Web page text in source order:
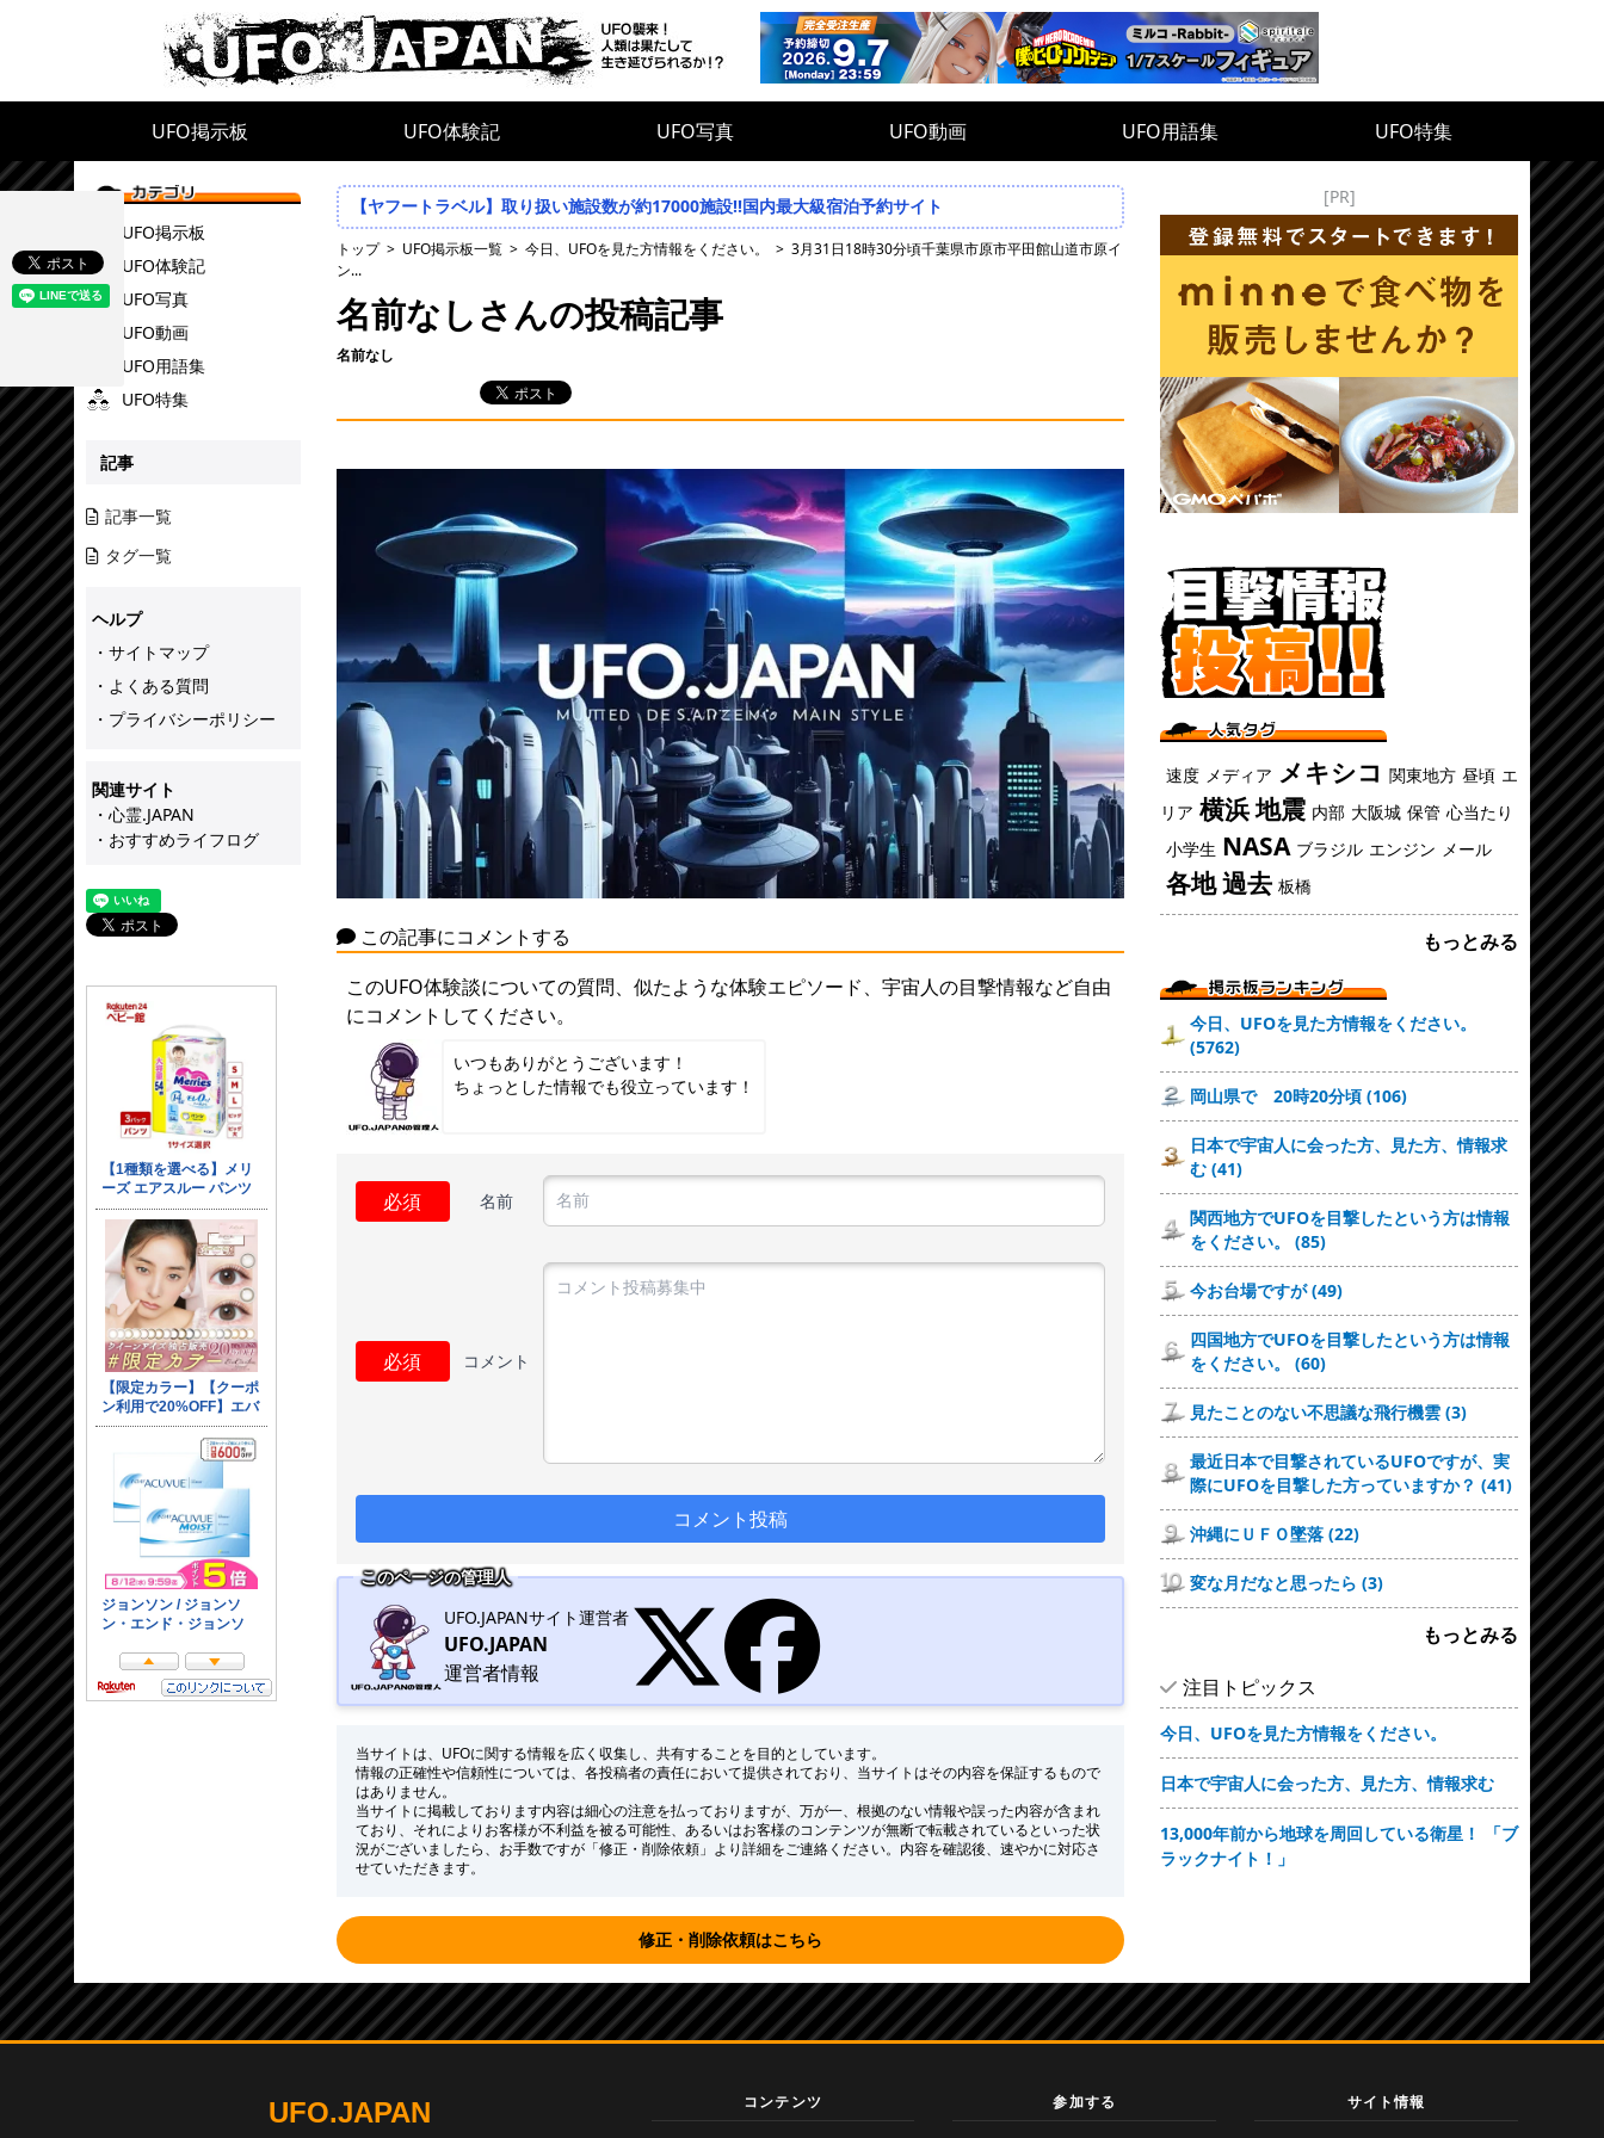
UFO掲示板 UFO体験記 UFO写真 UFO動画 UFO用語集 UFO特集
UFO掲示板
UFO体験記
UFO写真
UFO動画
UFO用語集
UFO特集
記事
記事一覧
タグ一覧
ヘルプ
・サイトマップ
・よくある質問
・プライバシーポリシー
関連サイト
・心霊.JAPAN
・おすすめライフログ
【ヤフートラベル】取り扱い施設数が約17000施設!!国内最大級宿泊予約サイト
トップ UFO掲示板一覧 今日、UFOを見た方情報をください。
3月31日18時30分頃千葉県市原市平田館山道市原イ
ン...
名前なしさんの投稿記事
名前なし
この記事にコメントする
このUFO体験談についての質問、似たような体験エピソード、宇宙人の目撃情報など自由
にコメントしてください。
いつもありがとうございます！
ちょっとした情報でも役立っています！
必須 名前
必須 コメント
このページの管理人
UFO.JAPANサイト運営者
UFO.JAPAN
運営者情報
当サイトは、UFOに関する情報を広く収集し、共有することを目的としています。
情報の正確性や信頼性については、各投稿者の責任において提供されており、当サイトはその内容を保証するもので
はありません。
当サイトに掲載しております内容は細心の注意を払っておりますが、万が一、根拠のない情報や誤った内容が含まれ
ており、それによりお客様が不利益を被る可能性、あるいはお客様のコンテンツが無断で転載されているといった状
況がございましたら、お手数ですが「修正・削除依頼」より詳細をご連絡ください。内容を確認後、速やかに対応さ
せていただきます。
修正・削除依頼はこちら
[PR]
速度 メディア メキシコ 関東地方 昼頃 エ
リア 横浜地震 内部 大阪城 保管 心当たり
小学生 NASA ブラジル エンジン メール
各地過去 板橋
もっとみる
今日、UFOを見た方情報をください。
(5762)
岡山県で 20時20分頃 (106)
日本で宇宙人に会った方、見た方、情報求
む (41)
関西地方でUFOを目撃したという方は情報
をください。 (85)
今お台場ですが (49)
四国地方でUFOを目撃したという方は情報
をください。 (60)
見たことのない不思議な飛行機雲 (3)
最近日本で目撃されているUFOですが、実
際にUFOを目撃した方っていますか？ (41)
沖縄にＵＦＯ墜落 (22)
変な月だなと思ったら (3)
もっとみる
注目トピックス
今日、UFOを見た方情報をください。
日本で宇宙人に会った方、見た方、情報求む
13,000年前から地球を周回している衛星！ 「ブ
ラックナイト！」
UFO.JAPAN コンテンツ 参加する サイト情報